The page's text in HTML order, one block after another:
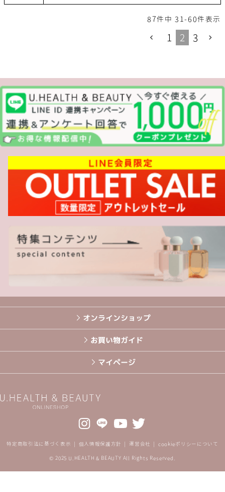
87件中 31-60件表示
1 2 3
オンラインショップ
お買い物ガイド
マイページ
© 2025 U.HEALTH & BEAUTY All Rights Reserved.
特定商取引法に基づく表示 個人情報保護方針 運営会社 cookieポリシーについて